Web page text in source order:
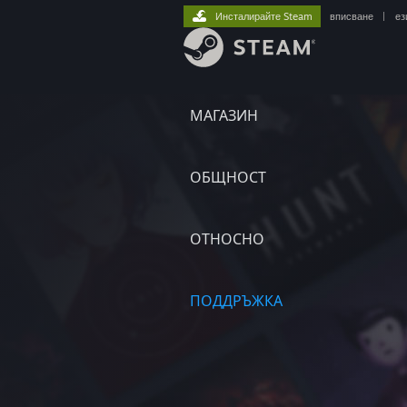
МАГАЗИН
ОБЩНОСТ
ОТНОСНО
ПОДДРЪЖКА
Инсталирайте Steam вписване